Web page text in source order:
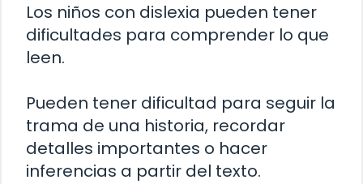
Los niños con dislexia pueden tener
dificultades para comprender lo que
leen.
Pueden tener dificultad para seguir la
trama de una historia, recordar
detalles importantes o hacer
inferencias a partir del texto.